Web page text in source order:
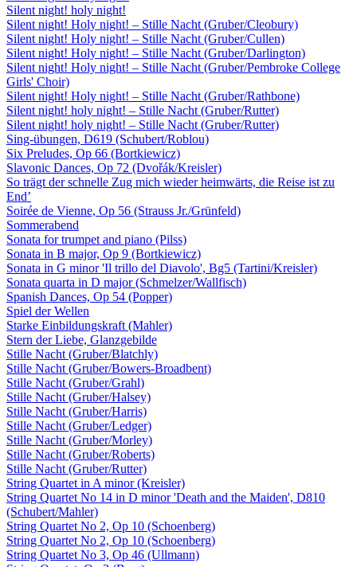
Silent night! holy night!
Silent night! Holy night! – Stille Nacht (Gruber/Cleobury)
Silent night! Holy night! – Stille Nacht (Gruber/Cullen)
Silent night! Holy night! – Stille Nacht (Gruber/Darlington)
Silent night! Holy night! – Stille Nacht (Gruber/Pembroke College
Girls' Choir)
Silent night! Holy night! – Stille Nacht (Gruber/Rathbone)
Silent night! holy night! – Stille Nacht (Gruber/Rutter)
Silent night! holy night! – Stille Nacht (Gruber/Rutter)
Sing-übungen, D619 (Schubert/Roblou)
Six Preludes, Op 66 (Bortkiewicz)
Slavonic Dances, Op 72 (Dvořák/Kreisler)
So trägt der schnelle Zug mich wieder heimwärts, die Reise ist zu
End’
Soirée de Vienne, Op 56 (Strauss Jr./Grünfeld)
Sommerabend
Sonata for trumpet and piano (Pilss)
Sonata in B major, Op 9 (Bortkiewicz)
Sonata in G minor 'Il trillo del Diavolo', Bg5 (Tartini/Kreisler)
Sonata quarta in D major (Schmelzer/Wallfisch)
Spanish Dances, Op 54 (Popper)
Spiel der Wellen
Starke Einbildungskraft (Mahler)
Stern der Liebe, Glanzgebilde
Stille Nacht (Gruber/Blatchly)
Stille Nacht (Gruber/Bowers-Broadbent)
Stille Nacht (Gruber/Grahl)
Stille Nacht (Gruber/Halsey)
Stille Nacht (Gruber/Harris)
Stille Nacht (Gruber/Ledger)
Stille Nacht (Gruber/Morley)
Stille Nacht (Gruber/Roberts)
Stille Nacht (Gruber/Rutter)
String Quartet in A minor (Kreisler)
String Quartet No 14 in D minor 'Death and the Maiden', D810
(Schubert/Mahler)
String Quartet No 2, Op 10 (Schoenberg)
String Quartet No 2, Op 10 (Schoenberg)
String Quartet No 3, Op 46 (Ullmann)